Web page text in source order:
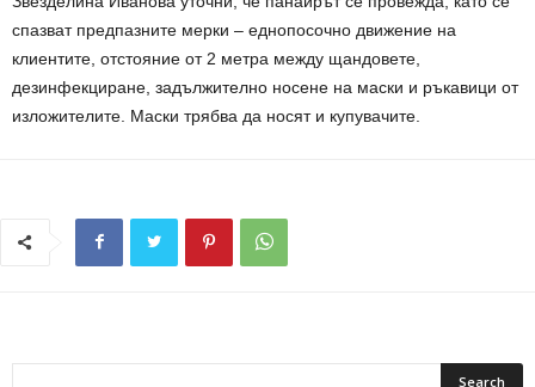
спазват предпазните мерки – еднопосочно движение на
клиентите, отстояние от 2 метра между щандовете,
дезинфекциране, задължително носене на маски и ръкавици от
изложителите. Маски трябва да носят и купувачите.